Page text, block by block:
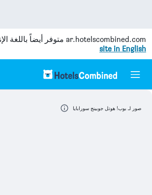
ar.hotelscombined.com متوفر أيضاً باللغة
site in English
صور لـ بوب! هوتل جوبينج سورابايا